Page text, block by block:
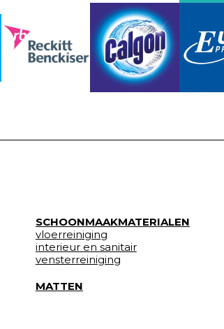
SCHOONMAAKMATERIALEN
vloerreiniging
interieur en sanitair
vensterreiniging
MATTEN